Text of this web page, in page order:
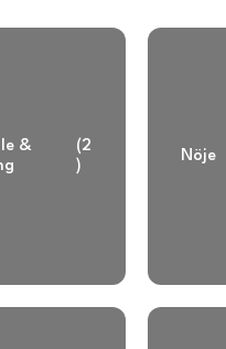
&
(2
)
Nöje